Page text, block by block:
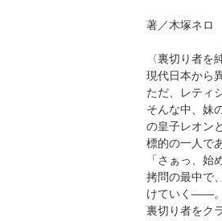
著／木塚ネ
〈裏切り者を
現代日本から
ただ、レティ
そんな中、妹
の皇子レオン
標的の一人で
「さぁっ、
拷問の最中で
けていく――。
裏切り者をク